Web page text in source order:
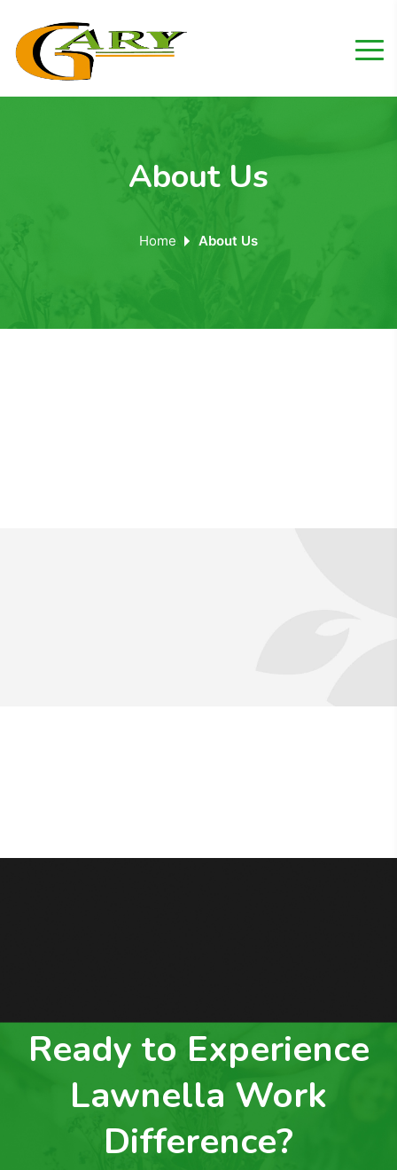
About Us
Home About Us
Ready to Experience
Lawnella Work
Difference?